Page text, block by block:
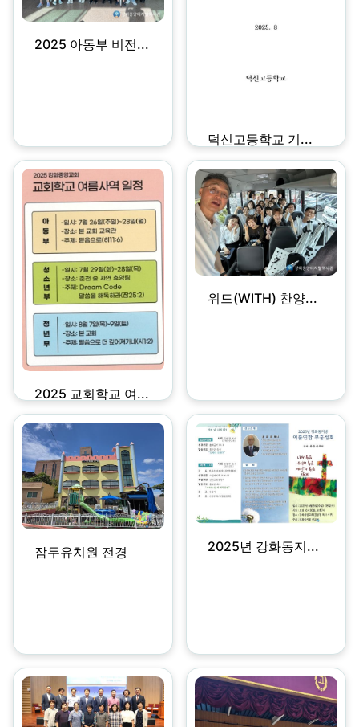
2025 아동부 비전...
덕신고등학교 기...
2025 교회학교 여...
위드(WITH) 찬양...
잠두유치원 전경 2025년 강화동지...